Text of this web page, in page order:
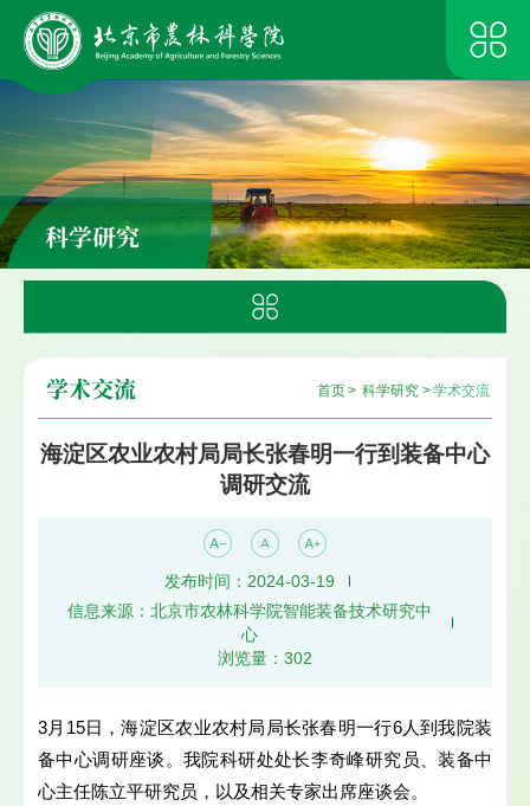
科学研究
首页> 科学研究 >学术交流
学术交流
海淀区农业农村局局长张春明一行到装备中心
调研交流
发布时间：2024-03-19
信息来源：北京市农林科学院智能装备技术研究中
心
浏览量： 302
3月 15日，海淀区农业农村局局长张春明一行6人到我院装
备中心调研座谈。我院科研处处长李奇峰研究员、装备中
心主任陈立平研究员，以及相关专家出席座谈会。